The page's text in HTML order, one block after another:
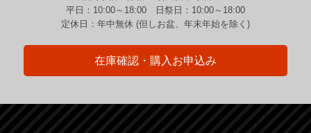
平日：10:00～18:00 日祭日：10:00～18:00
定休日：年中無休 (但しお盆、年末年始を除く)
在庫確認・購入お申込み